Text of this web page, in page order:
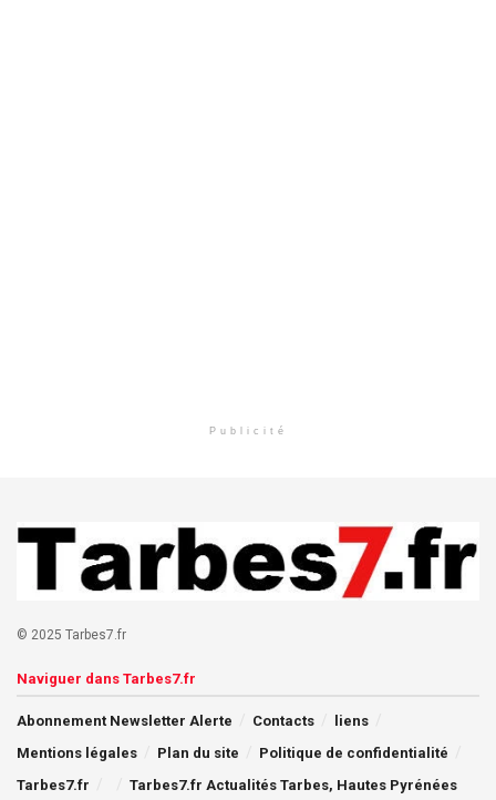
Publicité
© 2025 Tarbes7.fr
Naviguer dans Tarbes7.fr
Abonnement Newsletter Alerte Contacts
liens
Mentions légales
Plan du site
Politique de confidentialité
Tarbes7.fr
Tarbes7.fr Actualités Tarbes, Hautes Pyrénées